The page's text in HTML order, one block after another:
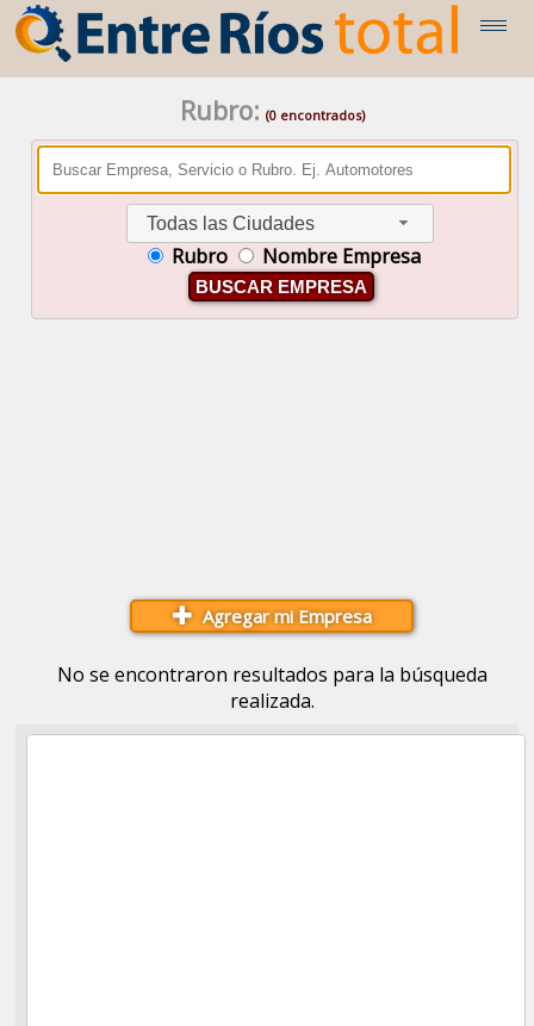
Rubro: (0 encontrados)
Todas las Ciudades
Rubro Nombre Empresa
BUSCAR EMPRESA
Agregar mi Empresa
No se encontraron resultados para la búsqueda
realizada.